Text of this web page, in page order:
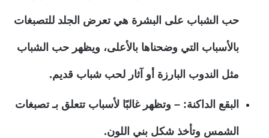
حب الشباب على البشرة هي تعرض الجلد للتصبغات
بالأسباب التي وضحناها بالأعلى، ويظهر حب الشباب
مثل الندوب البارزة أو آثار لحب شباب قديم.
البقع الداكنة: – وتظهر غالبًا لأسباب تتعلق بـ تصبغات
الشمس وتأخذ شكل بني اللون.